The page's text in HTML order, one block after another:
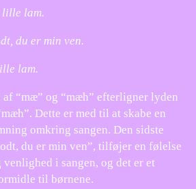
lille lam.
du er min ven.
lam.
af “mæ” og “mæh” efterligner lyden
Dette er med til at skabe en
omkring sangen. Den sidste
du er min ven”, tilføjer en følelse
i sangen, og det er et
til børnene.